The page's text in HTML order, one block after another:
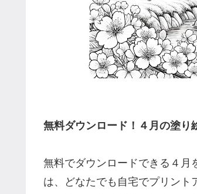
無料ダウンロード！４月の塗り
無料でダウンロードできる４月
は、どなたでも自宅でプリント